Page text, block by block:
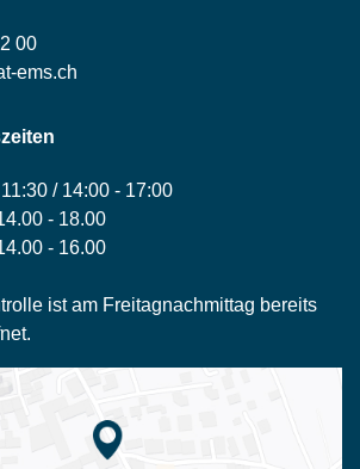
00
ems.ch
/ 14:00 - 17:00
- 18.00
- 16.00
ist am Freitagnachmittag bereits